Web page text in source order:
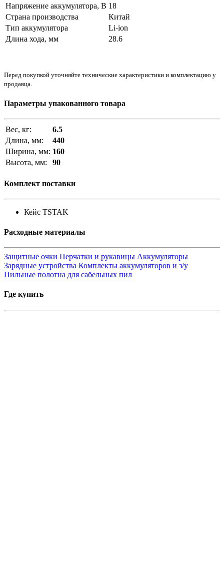
Напряжение аккумулятора, В 18
Страна производства
Китай
Тип аккумулятора
Li-ion
Длина хода, мм
28.6
Перед покупкой уточняйте технические характеристики и комплектацию у
продавца.
Параметры упакованного товара
Вес, кг:
6.5
Длина, мм:
440
Ширина, мм: 160
Высота, мм:
90
Комплект поставки
Кейс TSTAK
Расходные материалы
Защитные очки Перчатки и рукавицы Аккумуляторы
Зарядные устройства Комплекты аккумуляторов и з/у
Пильные полотна для сабельных пил
Где купить